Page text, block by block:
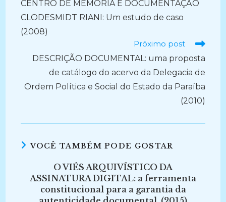
artigos
CENTRO DE MEMÓRIA E DOCUMENTAÇÃO
CLODESMIDT RIANI: Um estudo de caso
(2008)
Próximo post
DESCRIÇÃO DOCUMENTAL: uma proposta
de catálogo do acervo da Delegacia de
Ordem Política e Social do Estado da Paraíba
(2010)
VOCÊ TAMBÉM PODE GOSTAR
O VIÉS ARQUIVÍSTICO DA
ASSINATURA DIGITAL: a ferramenta
constitucional para a garantia da